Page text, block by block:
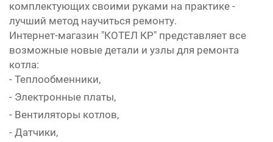
комплектующих своими руками на практике -
лучший метод научиться ремонту.
Интернет-магазин "КОТЕЛ КР" представляет все
возможные новые детали и узлы для ремонта
котла:
- Теплообменники,
- Электронные платы,
- Вентиляторы котлов,
- Датчики,